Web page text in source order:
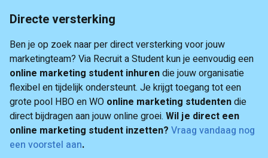
Directe versterking
Ben je op zoek naar per direct versterking voor jouw
marketingteam? Via Recruit a Student kun je eenvoudig een
online marketing student inhurendie jouw organisatie
flexibel en tijdelijk ondersteunt. Je krijgt toegang tot een
grote pool HBO en WO online marketing studentendie
direct bijdragen aan jouw online groei. Wil je direct een
online marketing student inzetten? Vraag vandaag nog
een voorstel aan.